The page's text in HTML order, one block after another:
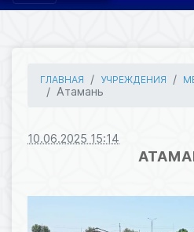
ГЛАВНАЯ УЧРЕЖДЕНИЯ
Атамань
10.06.2025 15:14